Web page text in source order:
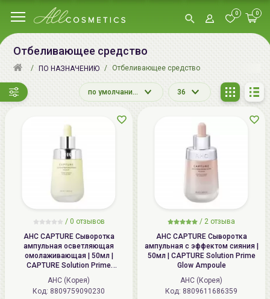
0 0
Отбеливающее средство
ПО НАЗНАЧЕНИЮ Отбеливающее средство
по умолчанию 36
/ 0 отзывов
AHC CAPTURE Сыворотка
ампульная осветляющая
омолаживающая | 50мл |
CAPTURE Solution Prime
Brightening Ampoule
AHC (Корея)
Код: 8809759090230
/ 2 отзыва
AHC CAPTURE Сыворотка
ампульная с эффектом сияния |
50мл | CAPTURE Solution Prime
Glow Ampoule
AHC (Корея)
Код: 8809611686359